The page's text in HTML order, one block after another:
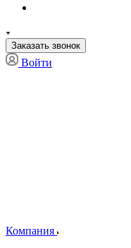
Заказать звонок
Войти
Компания